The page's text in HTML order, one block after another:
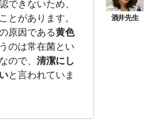
できないため、
とがあります。
原因である黄色
のは常在菌とい
ので、 清潔にし
と言われていま